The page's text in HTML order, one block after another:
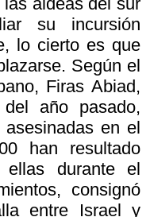
su incursión
lo cierto es que
Según el
Firas Abiad,
año pasado,
en el
han resultado
durante el
consignó
entre Israel y